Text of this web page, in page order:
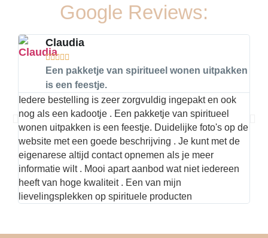
Google Reviews:
Claudia
  
Een pakketje van spiritueel wonen uitpakken
is een feestje.
Iedere bestelling is zeer zorgvuldig ingepakt en ook
nog als een kadootje . Een pakketje van spiritueel
wonen uitpakken is een feestje. Duidelijke foto's op de
website met een goede beschrijving . Je kunt met de
eigenarese altijd contact opnemen als je meer
informatie wilt . Mooi apart aanbod wat niet iedereen
heeft van hoge kwaliteit . Een van mijn
lievelingsplekken op spirituele producten